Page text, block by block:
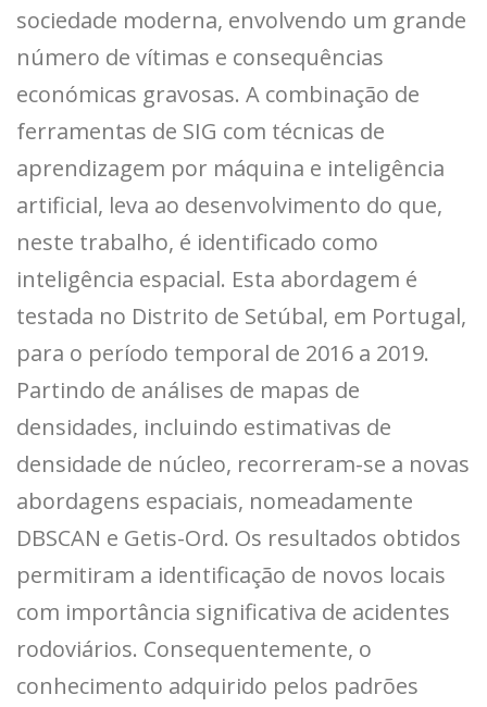
sociedade moderna, envolvendo um grande
número de vítimas e consequências
económicas gravosas. A combinação de
ferramentas de SIG com técnicas de
aprendizagem por máquina e inteligência
artificial, leva ao desenvolvimento do que,
neste trabalho, é identificado como
inteligência espacial. Esta abordagem é
testada no Distrito de Setúbal, em Portugal,
para o período temporal de 2016 a 2019.
Partindo de análises de mapas de
densidades, incluindo estimativas de
densidade de núcleo, recorreram-se a novas
abordagens espaciais, nomeadamente
DBSCAN e Getis-Ord. Os resultados obtidos
permitiram a identificação de novos locais
com importância significativa de acidentes
rodoviários. Consequentemente, o
conhecimento adquirido pelos padrões